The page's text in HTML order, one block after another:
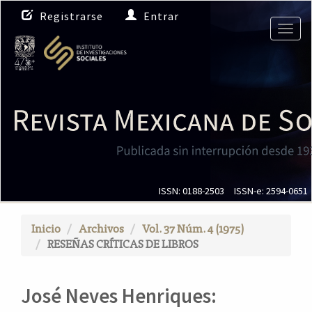
N
a
v
e
g
i
ó
n
c
C
Registrarse Entrar
ISSN: 0188-2503 ISSN-e: 2594-0651
Inicio Archivos
Vol. 37 Núm. 4 (1975)
RESEÑAS CRÍTICAS DE LIBROS
José Neves Henriques: